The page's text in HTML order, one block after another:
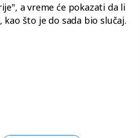
a vreme će pokazati da li
što je do sada bio slučaj.